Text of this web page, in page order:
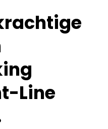
Line